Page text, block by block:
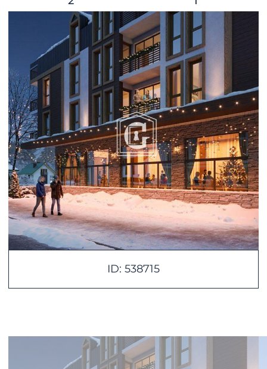
ID: 538715